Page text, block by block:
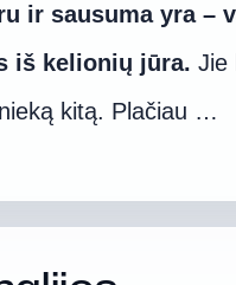
ir sausuma yra –
iš kelionių jūra. Jie
kitą. Plačiau …